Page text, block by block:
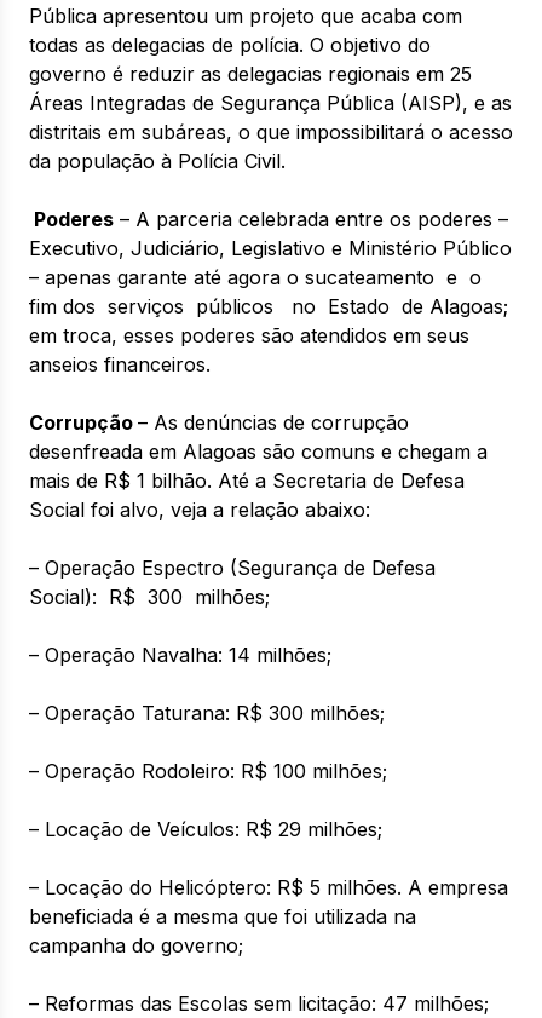
Pública apresentou um projeto que acaba com
todas as delegacias de polícia. O objetivo do
governo é reduzir as delegacias regionais em 25
Áreas Integradas de Segurança Pública (AISP), e as
distritais em subáreas, o que impossibilitará o acesso
da população à Polícia Civil.
Poderes – A parceria celebrada entre os poderes –
Executivo, Judiciário, Legislativo e Ministério Público
– apenas garante até agora o sucateamento e o
fim dos serviços públicos no Estado de Alagoas;
em troca, esses poderes são atendidos em seus
anseios financeiros.
Corrupção – As denúncias de corrupção
desenfreada em Alagoas são comuns e chegam a
mais de R$ 1 bilhão. Até a Secretaria de Defesa
Social foi alvo, veja a relação abaixo:
– Operação Espectro (Segurança de Defesa
Social): R$ 300 milhões;
– Operação Navalha: 14 milhões;
– Operação Taturana: R$ 300 milhões;
– Operação Rodoleiro: R$ 100 milhões;
– Locação de Veículos: R$ 29 milhões;
– Locação do Helicóptero: R$ 5 milhões. A empresa
beneficiada é a mesma que foi utilizada na
campanha do governo;
– Reformas das Escolas sem licitação: 47 milhões;